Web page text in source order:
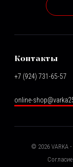
Контакты
+7 (924) 731-65-57
online-
© 2026VARKA